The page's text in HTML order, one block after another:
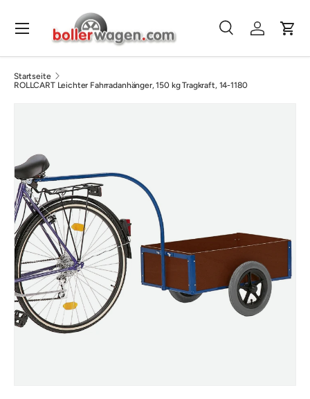
Direkt zum Inhalt
Suchen
SucheEinloggen
Menü
Startseite
ROLLCART Leichter Fahrradanhänger, 150 kg Tragkraft, 14-1180